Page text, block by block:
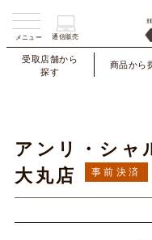
メニュー 通信販売
受取店舗から
探す
商品から
アンリ・シャ
大丸店
事前決済